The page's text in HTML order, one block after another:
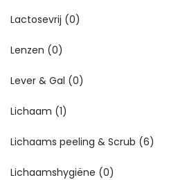
Lactosevrij (0)
Lenzen (0)
Lever & Gal (0)
Lichaam (1)
Lichaams peeling & Scrub (6)
Lichaamshygiëne (0)